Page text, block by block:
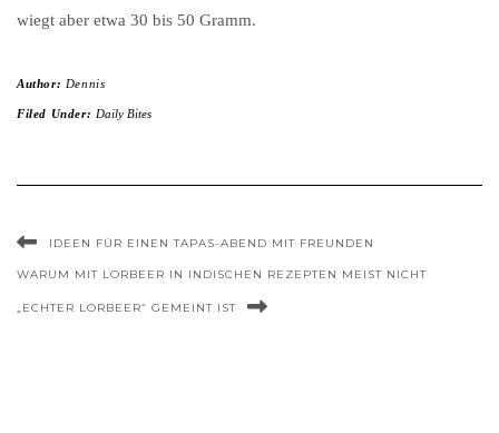
wiegt aber etwa 30 bis 50 Gramm.
Author: Dennis
Filed Under: Daily Bites
IDEEN FÜR EINEN TAPAS-ABEND MIT FREUNDEN
WARUM MIT LORBEER IN INDISCHEN REZEPTEN MEIST NICHT
„ECHTER LORBEER“ GEMEINT IST